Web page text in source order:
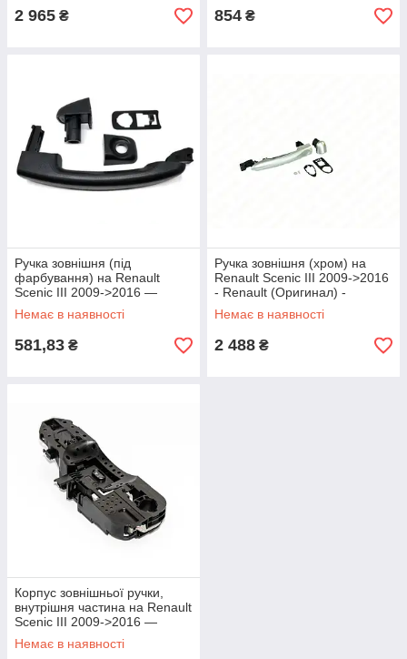
2 965 ₴ 854 ₴
Ручка зовнішня (під
фарбування) на Renault
Scenic III 2009->2016 —
Polcar - 6035Z-41
Немає в наявності
581,83 ₴
Ручка зовнішня (хром) на
Renault Scenic III 2009->2016
- Renault (Оригинал) -
806B09590R
Немає в наявності
2 488 ₴
Корпус зовнішньої ручки,
внутрішня частина на Renault
Scenic III 2009->2016 —
Renault (Оригінал) -
806070033R
Немає в наявності